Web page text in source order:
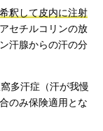
釈して皮内に注射
セチルコリンの放
汗腺からの汗の分
多汗症（汗が我慢
のみ保険適用とな